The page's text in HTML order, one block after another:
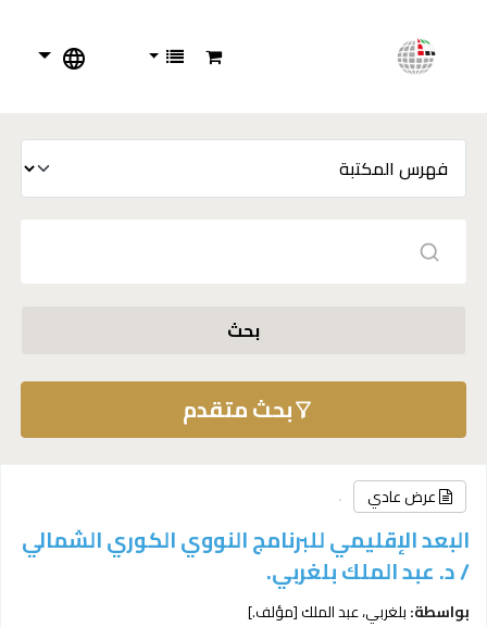
بحث
بحث متقدم
عرض عادي
البعد الإقليمي للبرنامج النووي الكوري الشمالي
/د. عبد الملك بلغربي.
بواسطة:بلغربي، عبد الملك[مؤلف.]